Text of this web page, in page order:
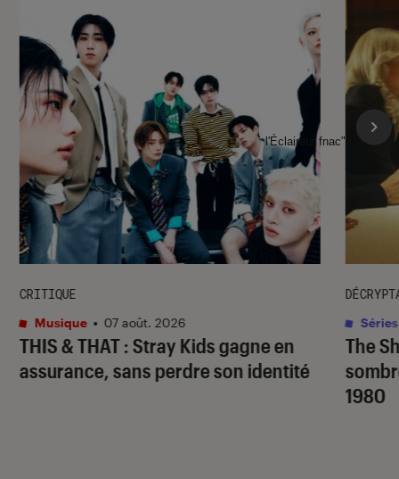
THIS & THAT: Stray Kids gagne en
assurance, sans perdre son identité
CRITIQUE
Musique • 07 août. 2026
The
1980
Séries
l'Éclaireur fnac">